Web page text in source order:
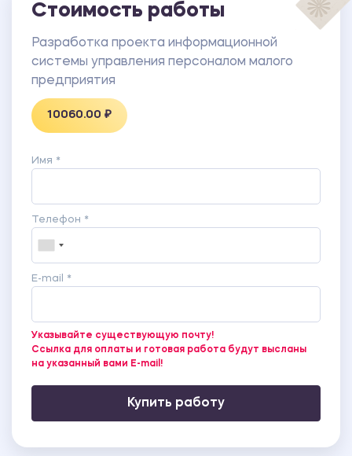
Стоимость работы
Разработка проекта информационной
системы управления персоналом малого
предприятия
10060.00 ₽
Имя *
Телефон *
E-mail *
Указывайте существующую почту!
Ссылка для оплаты и готовая работа будут высланы
на указанный вами E-mail!
Купить работу